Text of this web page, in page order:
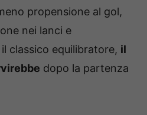
propensione al gol,
nei lanci e
classico equilibratore, il
dopo la partenza